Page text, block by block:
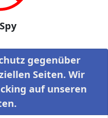
gegenüber
Seiten. Wir
auf unseren